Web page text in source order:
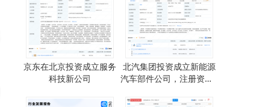
京东在北京投资成立服务
科技新公司
北汽集团投资成立新能源
汽车部件公司，注册资本1